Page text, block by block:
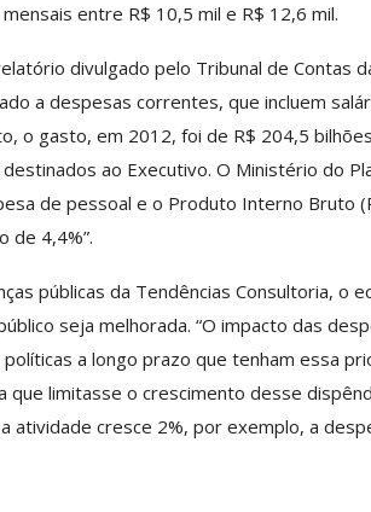
entre R$ 10,5 mil e R$ 12,6 mil.
divulgado pelo Tribunal de Contas
a despesas correntes, que incluem
o gasto, em 2012, foi de R$ 204,5
ao Executivo. O Ministério do
de pessoal e o Produto Interno Bruto
de 4,4%”.
públicas da Tendências Consultoria, o
seja melhorada. “O impacto das
a longo prazo que tenham essa
que limitasse o crescimento desse
atividade cresce 2%, por exemplo, a
ASSECOR Acompanha Reunião
Da Mesa Nacional De
Negociação Permanente E
Reforça…
Comunicacao 26 jun, 2026